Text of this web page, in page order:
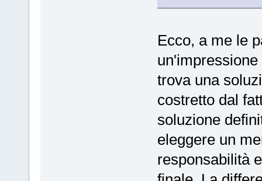
Ecco, a me le
trova una
costretto dal
soluzione
eleggere un
responsabilità